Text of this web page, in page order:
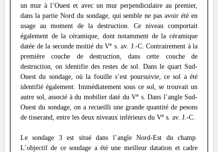
un mur à l’Ouest et avec un mur perpendiculaire au premier,
dans la partie Nord du sondage, qui semble ne pas avoir été en
usage au moment de la destruction. Ce niveau comportait
également de la céramique, dont notamment de la céramique
datée de la seconde moitié du Ve s. av. J.-C. Contrairement à la
première couche de destruction, dans cette couche de
destruction, on identifie des restes de sol. Dans le quart Sud-
Ouest du sondage, où la fouille s’est poursuivie, ce sol a été
identifié également. Immédiatement sous ce sol, se trouvait un
autre sol, associé à du mobilier daté du Ve s. Dans l’angle Sud-
Ouest du sondage, on a recueilli une grande quantité de pesons
de tisserand, entre les deux niveaux inférieurs du Ve s. av. J.-C.
Le sondage 3 est situé dans l’angle Nord-Est du champ.
L’objectif de ce sondage a été une meilleur datation et cadre